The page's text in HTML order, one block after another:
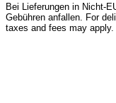
Bei Lieferungen in Nicht-
Gebühren anfallen. For
taxes and fees may apply.